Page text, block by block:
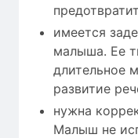
имеется
малыша. Ее
длительное
развитие
нужна
Малыш не